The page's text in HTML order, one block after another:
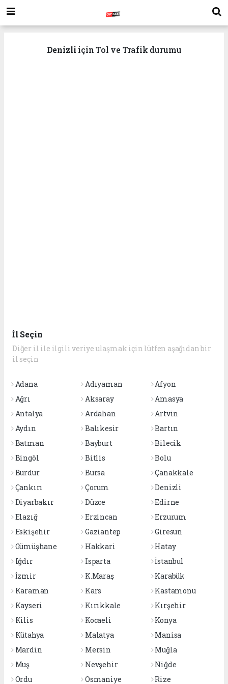
Denizli için Tol ve Trafik durumu
İl Seçin
Diğer il ile ilgili veriye ulaşmak için lütfen aşağıdan bir
il seçin
Adana Adıyaman
Afyon
Ağrı
Aksaray
Amasya
Antalya
Ardahan
Artvin
Aydın
Balıkesir
Bartın
Batman
Bayburt
Bilecik
Bingöl
Bitlis
Bolu
Burdur
Bursa
Çanakkale
Çankırı
Çorum
Denizli
Diyarbakır
Düzce
Edirne
Elazığ
Erzincan
Erzurum
Eskişehir
Gaziantep
Giresun
Gümüşhane
Hakkari
Hatay
Iğdır
Isparta
İstanbul
İzmir
K.Maraş
Karabük
Karaman
Kars
Kastamonu
Kayseri
Kırıkkale
Kırşehir
Kilis
Kocaeli
Konya
Kütahya
Malatya
Manisa
Mardin
Mersin
Muğla
Muş
Nevşehir
Niğde
Ordu
Osmaniye Rize